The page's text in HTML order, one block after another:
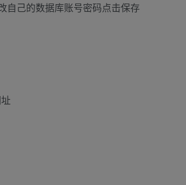
自己的数据库账号密码点击保存